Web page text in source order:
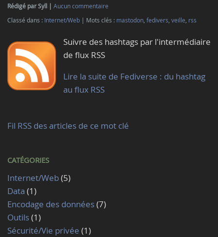
Rédigé par Syll
Aucun commentaire
Classé dans : Internet/Web Mots clés : mastodon fedivers veille rss
Suivre des hashtags par l'intermédiaire
de flux RSS
Lire la suite de Fediverse : du hashtag
au flux RSS
Fil RSS des articles de ce mot clé
CATÉGORIES
Internet/Web(5)
Data (1)
Encodage des données(7)
Outils(1)
Sécurité/Vie privée (1)